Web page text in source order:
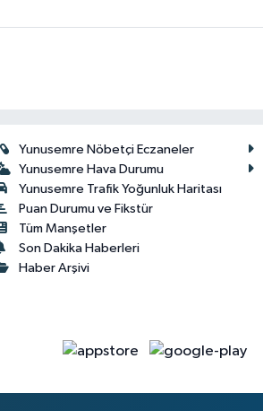
Yunusemre Nöbetçi Eczaneler
Yunusemre Hava Durumu
Yunusemre Trafik Yoğunluk Haritası
Puan Durumu ve Fikstür
Tüm Manşetler
Son Dakika Haberleri
Haber Arşivi